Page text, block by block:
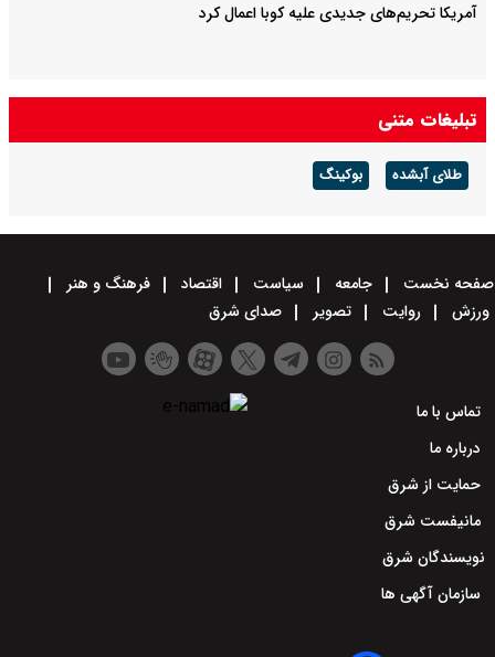
آمریکا تحریم‌های جدیدی علیه کوبا اعمال کرد
تبلیغات متنی
طلای آبشده بوکینگ
صفحه نخست جامعه سیاست اقتصاد
فرهنگ و هنر
ورزش
روایت تصویر صدای شرق
تماس با ما
درباره ما
حمایت از شرق
مانیفست شرق
نویسندگان شرق
سازمان آگهی ها